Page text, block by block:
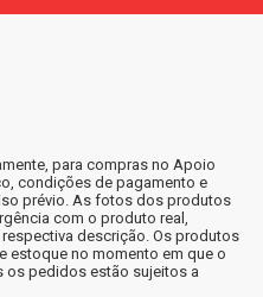
para compras no Apoio
condições de pagamento e
prévio. As fotos dos produtos
com o produto real,
descrição. Os produtos
estoque no momento em que o
os pedidos estão sujeitos a